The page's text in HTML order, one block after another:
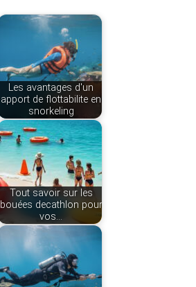
Les avantages d'un
apport de flottabilite en
snorkeling
Tout savoir sur les
bouées decathlon pour
vos…